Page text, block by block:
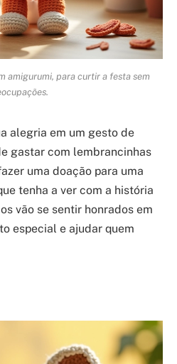
amigurumi, para curtir a festa sem
alegria em um gesto de
gastar com lembrancinhas
uma doação para uma
tenha a ver com a história
vão se sentir honrados em
especial e ajudar quem